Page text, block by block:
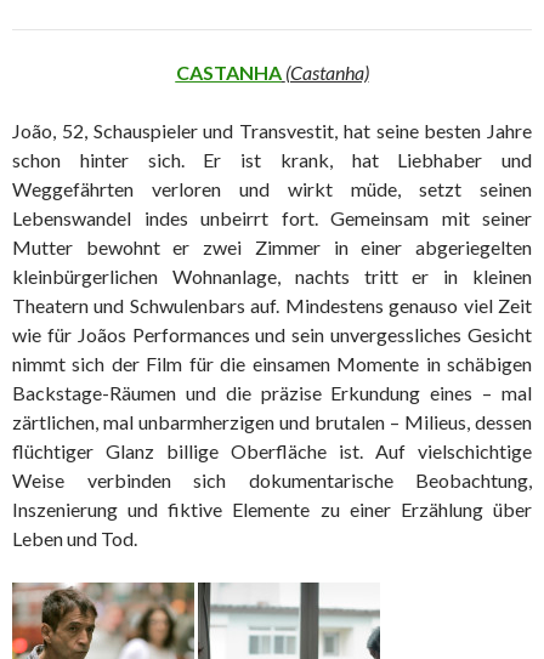
CASTANHA (Castanha)
João, 52, Schauspieler und Transvestit, hat seine besten Jahre
schon hinter sich. Er ist krank, hat Liebhaber und
Weggefährten verloren und wirkt müde, setzt seinen
Lebenswandel indes unbeirrt fort. Gemeinsam mit seiner
Mutter bewohnt er zwei Zimmer in einer abgeriegelten
kleinbürgerlichen Wohnanlage, nachts tritt er in kleinen
Theatern und Schwulenbars auf. Mindestens genauso viel Zeit
wie für Joãos Performances und sein unvergessliches Gesicht
nimmt sich der Film für die einsamen Momente in schäbigen
Backstage-Räumen und die präzise Erkundung eines – mal
zärtlichen, mal unbarmherzigen und brutalen – Milieus, dessen
flüchtiger Glanz billige Oberfläche ist. Auf vielschichtige
Weise verbinden sich dokumentarische Beobachtung,
Inszenierung und fiktive Elemente zu einer Erzählung über
Leben und Tod.